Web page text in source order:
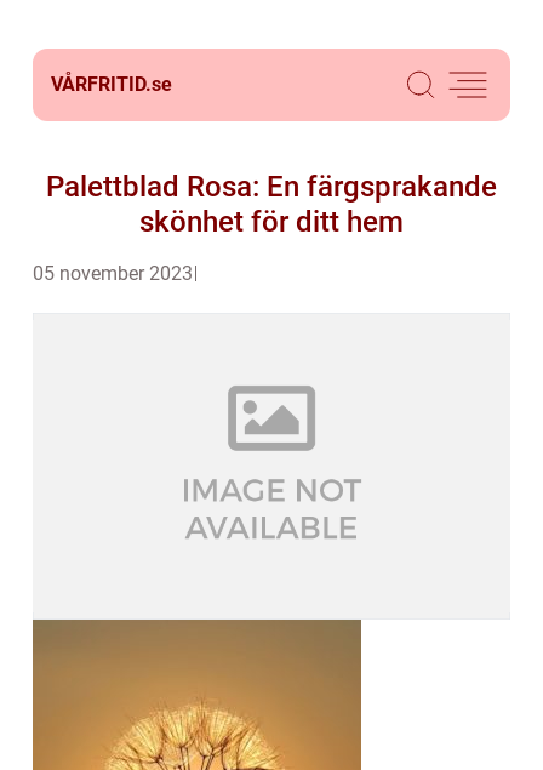
VÅRFRITID.se
Palettblad Rosa: En färgsprakande
skönhet för ditt hem
05 november 2023